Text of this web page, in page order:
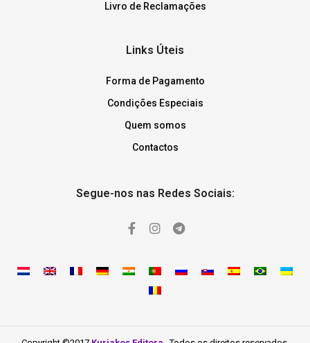
Livro de Reclamações
Links Úteis
Forma de Pagamento
Condições Especiais
Quem somos
Contactos
Segue-nos nas Redes Sociais: